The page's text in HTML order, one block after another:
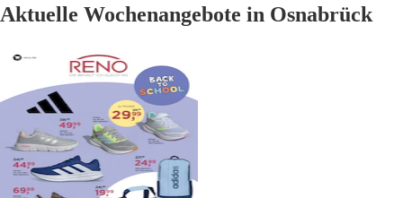
Aktuelle Wochenangebote in Osnabrück